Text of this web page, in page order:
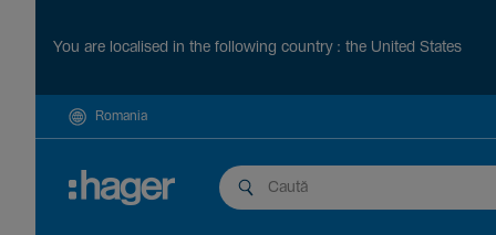
You are localised in the following country : the United States
Romania